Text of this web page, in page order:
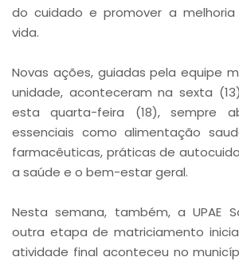
do cuidado e promover a
vida.
Novas ações, guiadas pela equipe
unidade, aconteceram na sexta
esta quarta-feira (18), sempre
essenciais como alimentação
farmacêuticas, práticas de
a saúde e o bem-estar geral.
Nesta semana, também, a UPAE
outra etapa de matriciamento
atividade final aconteceu no